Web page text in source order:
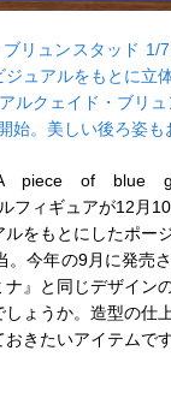
リュンスタッド 1/
ュアルをもとに立
ルクェイド・ブリ
始。美しい後ろ姿も
piece of blue
フィギュアが12月
をもとにしたポー
。今年の9月に発売
』と同じデザイン
ょうか。造型の仕
きたいアイテムです